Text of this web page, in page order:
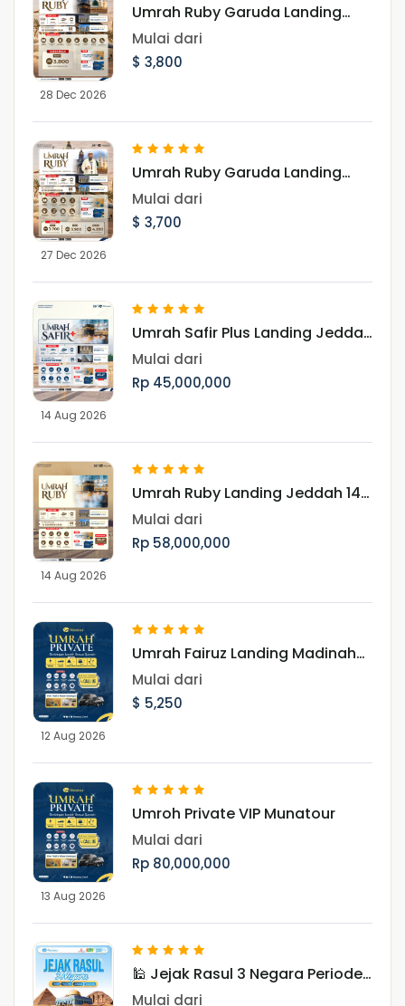
28 Dec 2026
Umrah Ruby Garuda Landing
Jeddah 28 Desember 2026
Mulai dari
$ 3,800
27 Dec 2026
Umrah Ruby Garuda Landing
Jeddah 27 Desember 2026
Mulai dari
$ 3,700
14 Aug 2026
Umrah Safir Plus Landing Jeddah
14 Agustus 2026
Mulai dari
Rp 45,000,000
14 Aug 2026
Umrah Ruby Landing Jeddah 14
Agustus 2026
Mulai dari
Rp 58,000,000
12 Aug 2026
Umrah Fairuz Landing Madinah
12 Agustus 2026
Mulai dari
$ 5,250
13 Aug 2026
Umroh Private VIP Munatour
Mulai dari
Rp 80,000,000
🕌 Jejak Rasul 3 Negara Periode
Januari 2027
Mulai dari